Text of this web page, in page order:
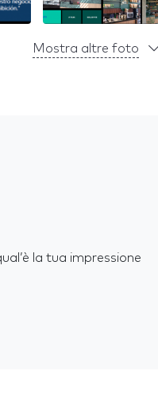
Mostra altre foto
la tua impressione